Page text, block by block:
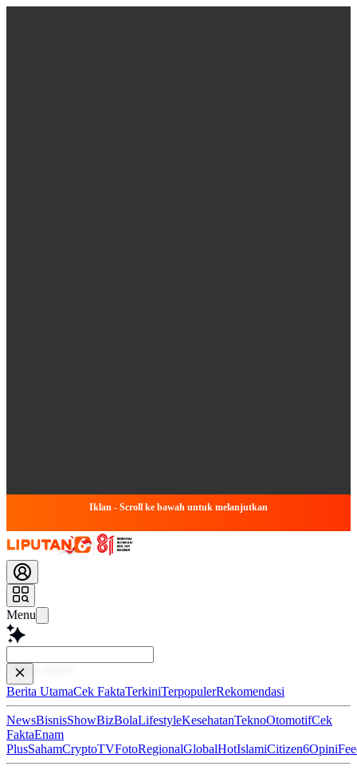
Iklan - Scroll ke bawah untuk melanjutkan
Menu
Baca leb
Berita UtamaCek FaktaTerkiniTerpopulerRekomendasi
NewsBisnisShowBizBolaLifestyleKesehatanTeknoOtomotifCek
FaktaEnam
PlusSahamCryptoTVFotoRegionalGlobalHotIslamiCitizen6Opini